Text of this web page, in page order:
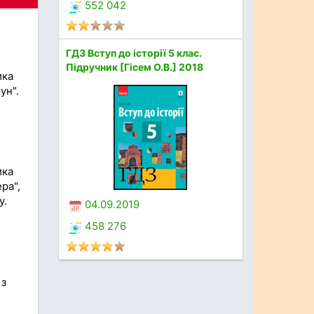
552 042
ГДЗ Вступ до історії 5 клас.
Підручник [Гісем О.В.] 2018
04.09.2019
458 276